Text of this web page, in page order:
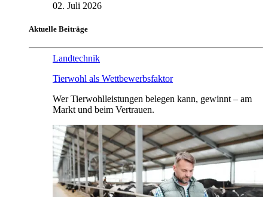
02. Juli 2026
Aktuelle Beiträge
Landtechnik
Tierwohl als Wettbewerbsfaktor
Wer Tierwohlleistungen belegen kann, gewinnt – am
Markt und beim Vertrauen.